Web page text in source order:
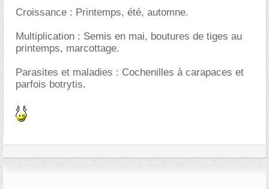
Croissance : Printemps, été, automne.
Multiplication : Semis en mai, boutures de tiges au
printemps, marcottage.
Parasites et maladies : Cochenilles à carapaces et
parfois botrytis.